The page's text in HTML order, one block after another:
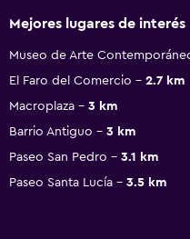
Mejores lugares de interés
Museo de Arte
El Faro del Comercio
2.7 km
Macroplaza
3 km
Barrio Antiguo
3 km
Paseo San Pedro
3.1 km
Paseo Santa Lucía
3.5 km